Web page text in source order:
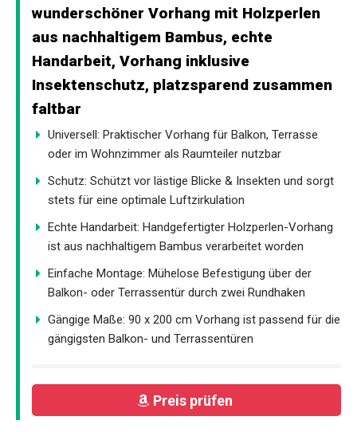
wunderschöner Vorhang mit Holzperlen
aus nachhaltigem Bambus, echte
Handarbeit, Vorhang inklusive
Insektenschutz, platzsparend zusammen
faltbar
Universell: Praktischer Vorhang für Balkon, Terrasse
oder im Wohnzimmer als Raumteiler nutzbar
Schutz: Schützt vor lästige Blicke & Insekten und sorgt
stets für eine optimale Luftzirkulation
Echte Handarbeit: Handgefertigter Holzperlen-Vorhang
ist aus nachhaltigem Bambus verarbeitet worden
Einfache Montage: Mühelose Befestigung über der
Balkon- oder Terrassentür durch zwei Rundhaken
Gängige Maße: 90 x 200 cm Vorhang ist passend für die
gängigsten Balkon- und Terrassentüren
Preis prüfen